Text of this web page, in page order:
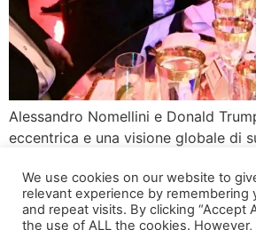
Alessandro Nomellini e Donald
eccentrica e una visione globale di
origine italiana, ha stabilito una
Donald Trump, l’ex Presidente degli
amicizia è stata testimoniata da
We use cookies on our website to
relevant experience by remembering
and repeat visits. By clicking “Accept
the use of ALL the cookies.